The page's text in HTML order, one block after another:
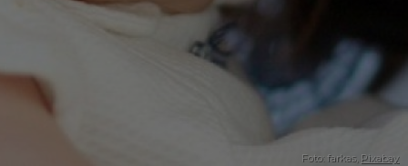
Foto: farkas, Pixabay